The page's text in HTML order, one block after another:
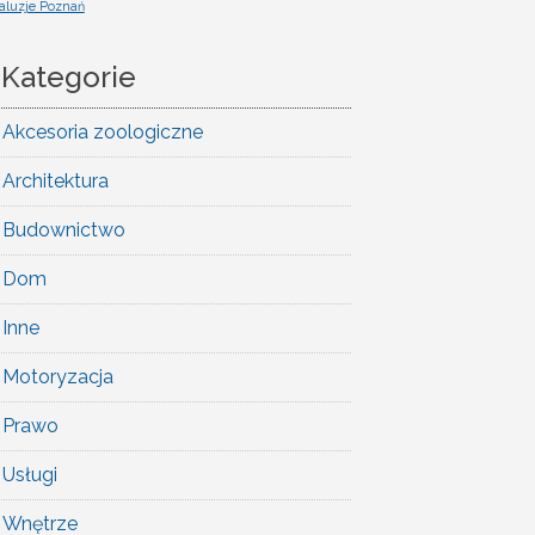
Poznań
Kategorie
Akcesoria zoologiczne
Architektura
Budownictwo
Dom
Inne
Motoryzacja
Prawo
Usługi
Wnętrze